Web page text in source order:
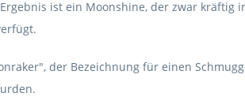
ist ein Moonshine, der zwar kräftig
der Bezeichnung für einen